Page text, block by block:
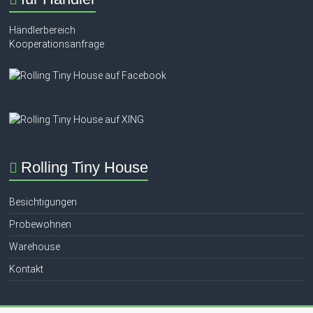
Händlerbereich
Kooperationsanfrage
Rolling Tiny House
Besichtigungen
Probewohnen
Warehouse
Kontakt